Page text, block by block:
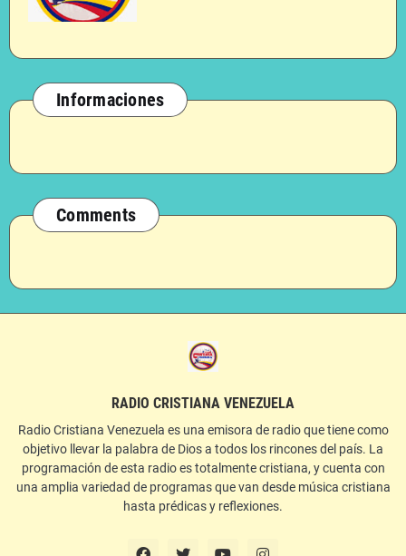
Informaciones
Comments
RADIO CRISTIANA VENEZUELA
Radio Cristiana Venezuela es una emisora de radio que tiene como
objetivo llevar la palabra de Dios a todos los rincones del país. La
programación de esta radio es totalmente cristiana, y cuenta con
una amplia variedad de programas que van desde música cristiana
hasta prédicas y reflexiones.